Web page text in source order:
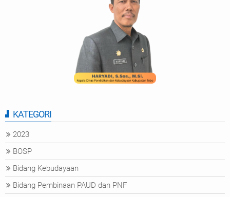
KATEGORI
2023
BOSP
Bidang Kebudayaan
Bidang Pembinaan PAUD dan PNF